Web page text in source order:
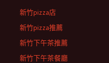
新竹pizza店
新竹pizza推薦
新竹下午茶推薦
新竹下午茶餐廳